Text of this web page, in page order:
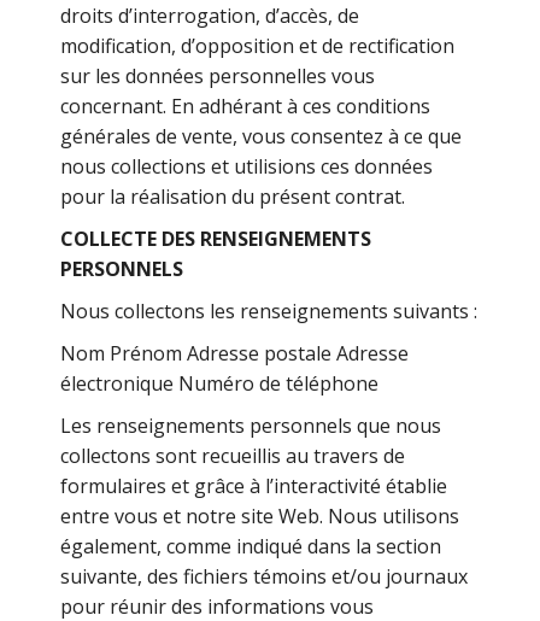
droits d’interrogation, d’accès, de
modification, d’opposition et de rectification
sur les données personnelles vous
concernant. En adhérant à ces conditions
générales de vente, vous consentez à ce que
nous collections et utilisions ces données
pour la réalisation du présent contrat.
COLLECTE DES RENSEIGNEMENTS
PERSONNELS
Nous collectons les renseignements suivants :
Nom Prénom Adresse postale Adresse
électronique Numéro de téléphone
Les renseignements personnels que nous
collectons sont recueillis au travers de
formulaires et grâce à l’interactivité établie
entre vous et notre site Web. Nous utilisons
également, comme indiqué dans la section
suivante, des fichiers témoins et/ou journaux
pour réunir des informations vous